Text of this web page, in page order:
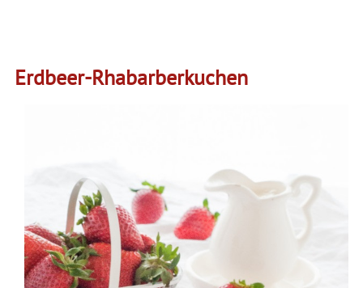
Erdbeer-Rhabarberkuchen